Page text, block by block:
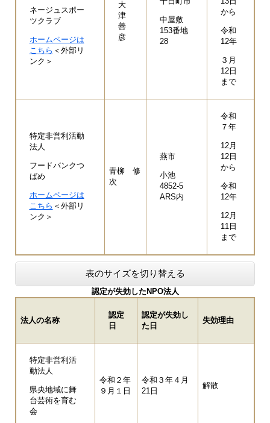
ネージュスポー
ツクラブ
ホームページは
こちら ＜外部リ
ンク＞
大
津
善
彦
中屋敷
153番地
28
から
令和
12年
３月
12日
まで
特定非営利活動
法人
フードバンクつ
ばめ
ホームページは
こちら ＜外部リ
ンク＞
青柳 修
次
燕市
小池
4852-5
ARS内
令和
７年
12月
12日
から
令和
12年
12月
11日
まで
表のサイズを切り替える
認定が失効したNPO法人
法人の名称
認定
日
認定が失効し
た日
失効理由
特定非営利活
動法人
県央地域に舞
台芸術を育む
会
令和２年
９月１日
令和３年４月
21日
解散